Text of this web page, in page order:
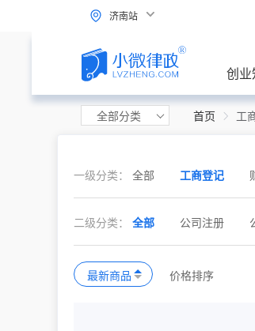
济南站
创业
全部分类 首页 工
一级分类： 全部 工商登记
二级分类： 全部 公司注册
最新商品 价格排序